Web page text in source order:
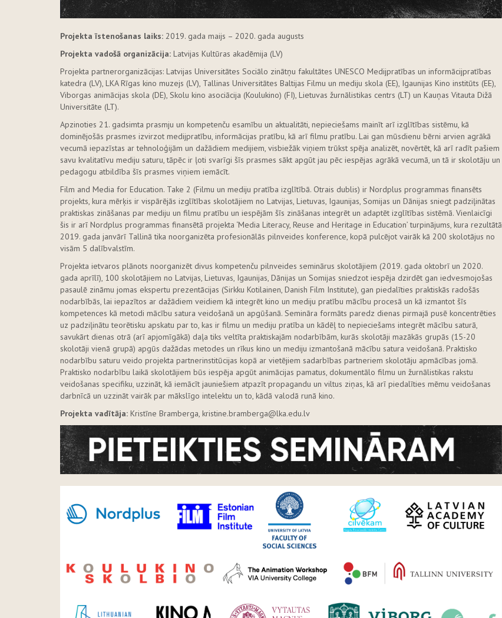
Projekta īstenošanas laiks: 2019. gada maijs – 2020. gada augusts
Projekta vadošā organizācija: Latvijas Kultūras akadēmija (LV)
Projekta partnerorganizācijas: Latvijas Universitātes Sociālo zinātņu fakultātes UNESCO Medijpratības un informācijpratības
katedra (LV), LKA Rīgas kino muzejs (LV), Tallinas Universitātes Baltijas Filmu un mediju skola (EE), Igaunijas Kino institūts (EE),
Viborgas animācijas skola (DE), Skolu kino asociācija (Koulukino) (FI), Lietuvas žurnālistikas centrs (LT) un Kauņas Vitauta Dižā
Universitāte (LT).
Apzinoties 21. gadsimta prasmju un kompetenču esamību un aktualitāti, nepieciešams mainīt arī izglītības sistēmu, kā
dominējošās prasmes izvirzot medijpratību, informācijas pratību, kā arī filmu pratību. Lai gan mūsdienu bērni arvien agrākā
vecumā iepazīstas ar tehnoloģijām un dažādiem medijiem, visbiežāk viņiem trūkst spēja analizēt, novērtēt, kā arī radīt pašiem
savu kvalitatīvu mediju saturu, tāpēc ir ļoti svarīgi šīs prasmes sākt apgūt jau pēc iespējas agrākā vecumā, un tā ir skolotāju un
pedagogu atbildība šīs prasmes viņiem iemācīt.
Film and Media for Education. Take 2 (Filmu un mediju pratība izglītībā. Otrais dublis) ir Nordplus programmas finansēts
projekts, kura mērķis ir vispārējās izglītības skolotājiem no Latvijas, Lietuvas, Igaunijas, Somijas un Dānijas sniegt padziļinātas
praktiskas zināšanas par mediju un filmu pratību un iespējām šīs zināšanas integrēt un adaptēt izglītības sistēmā. Vienlaicīgi
šis ir arī Nordplus programmas finansētā projekta ‘Media Literacy, Reuse and Heritage in Education’ turpinājums, kura rezultātā
2019. gada janvārī Tallinā tika noorganizēta profesionālās pilnveides konference, kopā pulcējot vairāk kā 200 skolotājus no
visām 5 dalībvalstīm.
Projekta ietvaros plānots noorganizēt divus kompetenču pilnveides seminārus skolotājiem (2019. gada oktobrī un 2020.
gada aprīlī), 100 skolotājiem no Latvijas, Lietuvas, Igaunijas, Dānijas un Somijas sniedzot iespēja dzirdēt gan iedvesmojošas
pasaulē zināmu jomas ekspertu prezentācijas (Sirkku Kotilainen, Danish Film Institute), gan piedalīties praktiskās radošās
nodarbībās, lai iepazītos ar dažādiem veidiem kā integrēt kino un mediju pratību mācību procesā un kā izmantot šīs
kompetences kā metodi mācību satura veidošanā un apgūšanā. Semināra formāts paredz dienas pirmajā pusē koncentrēties
uz padziļinātu teorētisku apskatu par to, kas ir filmu un mediju pratība un kādēļ to nepieciešams integrēt mācību saturā,
savukārt dienas otrā (arī apjomīgākā) daļa tiks veltīta praktiskajām nodarbībām, kurās skolotāji mazākās grupās (15-20
skolotāji vienā grupā) apgūs dažādas metodes un rīkus kino un mediju izmantošanā mācību satura veidošanā. Praktisko
nodarbību saturu veido projekta partnerinstitūcijas kopā ar vietējiem sadarbības partneriem skolotāju apmācības jomā.
Praktisko nodarbību laikā skolotājiem būs iespēja apgūt animācijas pamatus, dokumentālo filmu un žurnālistikas rakstu
veidošanas specifiku, uzzināt, kā iemācīt jauniešiem atpazīt propagandu un viltus ziņas, kā arī piedalīties mēmu veidošanas
darbnīcā un uzzināt vairāk par mākslīgo intelektu un to, kādā valodā runā kino.
Projekta vadītāja: Kristīne Bramberga, kristine.bramberga@lka.edu.lv